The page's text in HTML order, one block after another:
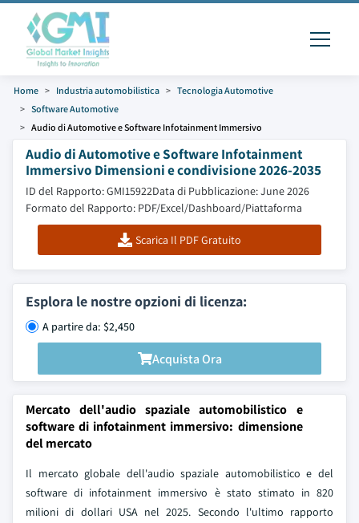
Home Industria automobilistica
Tecnologia Automotive
Software Automotive
Audio di Automotive e Software Infotainment Immersivo
Audio di Automotive e Software Infotainment
Immersivo Dimensioni e condivisione 2026-2035
ID del Rapporto: GMI15922Data di Pubblicazione: June 2026
Formato del Rapporto: PDF/Excel/Dashboard/Piattaforma
Scarica Il PDF Gratuito
Esplora le nostre opzioni di licenza:
A partire da: $2,450
Acquista Ora
Mercato dell'audio spaziale automobilistico e
software di infotainment immersivo: dimensione
del mercato
Il mercato globale dell'audio spaziale automobilistico e del
software di infotainment immersivo è stato stimato in 820
milioni di dollari USA nel 2025. Secondo l'ultimo rapporto